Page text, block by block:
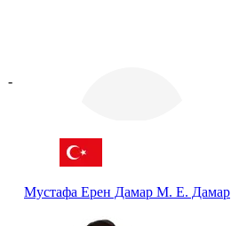
-
Мустафа Ерен Дамар М. Е. Дамар